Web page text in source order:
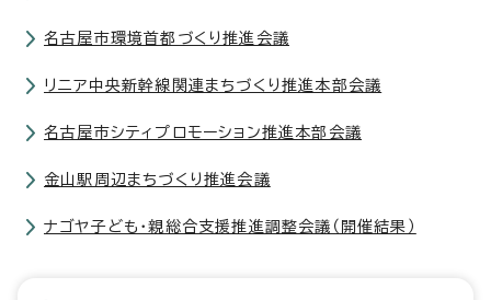
名古屋市環境首都づくり推進会議
リニア中央新幹線関連まちづくり推進本部会議
名古屋市シティプロモーション推進本部会議
金山駅周辺まちづくり推進会議
ナゴヤ子ども・親総合支援推進調整会議（開催結果）